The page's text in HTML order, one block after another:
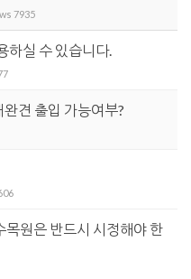
7935
하실 수 있습니다.
견 출입 가능여부?
목원은 반드시 시정해야 한